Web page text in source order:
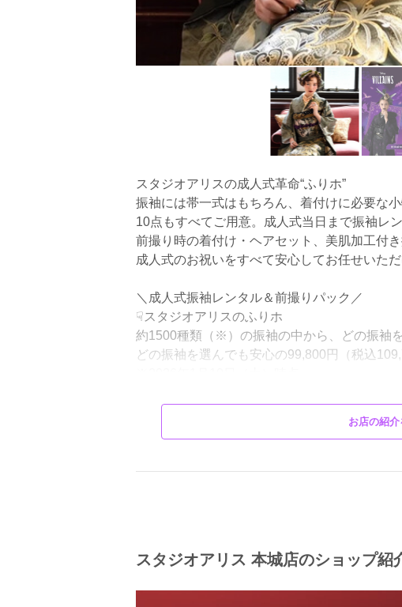
スタジオアリスの成人
振袖には帯一式はもちろん、着付けに必要な
10点もすべてご用意。成人式当日まで振袖レン
前撮り時の着付け・ヘアセット、美肌加工付
成人式のお祝いをすべて安心してお任せいた
＼成人式振袖レンタル＆前撮りパック／
☟スタジオアリスのふりホ
約1500種類（※）の振袖の中から、どの振袖
どの振袖を選んでも安心の99,800円（税込
✅前撮り＋着付け＋ヘアセット
✅安心の後払いシステム！
専門家に認められた振袖
お店の紹
スタジオアリス 本城店のショップ紹